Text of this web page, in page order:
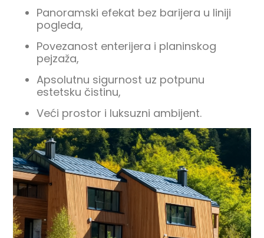
Panoramski efekat bez barijera u liniji
pogleda,
Povezanost enterijera i planinskog
pejzaža,
Apsolutnu sigurnost uz potpunu
estetsku čistinu,
Veći prostor i luksuzni ambijent.